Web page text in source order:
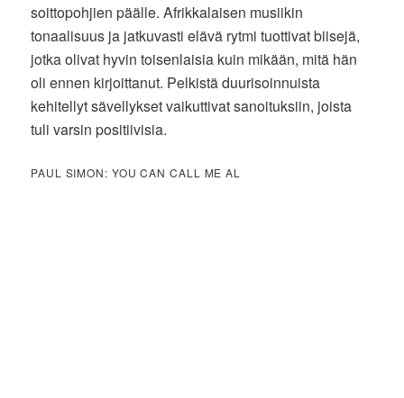
soittopohjien päälle. Afrikkalaisen musiikin
tonaalisuus ja jatkuvasti elävä rytmi tuottivat biisejä,
jotka olivat hyvin toisenlaisia kuin mikään, mitä hän
oli ennen kirjoittanut. Pelkistä duurisoinnuista
kehitellyt sävellykset vaikuttivat sanoituksiin, joista
tuli varsin positiivisia.
PAUL SIMON: YOU CAN CALL ME AL